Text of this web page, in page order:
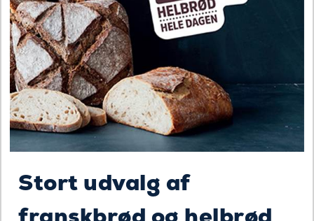
Stort udvalg af